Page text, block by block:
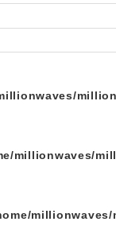
millionwaves/